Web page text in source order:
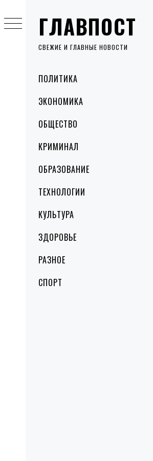
ГЛАВПОСТ
СВЕЖИЕ И ГЛАВНЫЕ НОВОСТИ
MenuПОЛИТИКА
ЭКОНОМИКА
ОБЩЕСТВО
КРИМИНАЛ
ОБРАЗОВАНИЕ
ТЕХНОЛОГИИ
КУЛЬТУРА
ЗДОРОВЬЕ
РАЗНОЕ
СПОРТ
to
content